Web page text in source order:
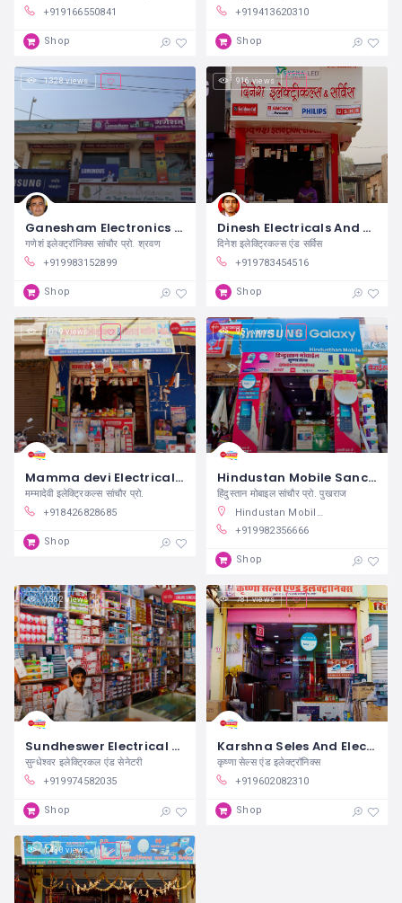
+919166550841
Shop
+919413620310
Shop
1,328 views
Ganesham Electronics Sanchore
गणेशं इलेक्ट्रॉनिक्स सांचौर प्रो. श्रवण
+919983152899
Shop
916 views
Dinesh Electricals And Service Sanchore
दिनेश इलेक्ट्रिकल्स एंड सर्विस
+919783454516
Shop
1,019 views
Mamma devi Electricals Sanchore
मम्मादेवी इलेक्ट्रिकल्स सांचौर प्रो.
+918426828685
Shop
951 views
Hindustan Mobile Sanchore
हिंदुस्तान मोबाइल सांचौर प्रो. पुखराज
Hindustan Mobiles, Balaji Nagar, Sanchore, Rajasthan, India
+919982356666
Shop
1,362 views
Sundheswer Electrical And Sanitary Sanchore
सुन्धेश्वर इलेक्ट्रिकल एंड सेनेटरी
+919974582035
Shop
781 views
Karshna Seles And Electronics Sanchore
कृष्णा सेल्स एंड इलेक्ट्रॉनिक्स
+919602082310
Shop
1,430 views